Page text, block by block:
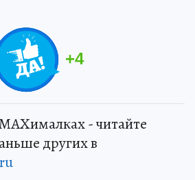
+4
- читайте
других в